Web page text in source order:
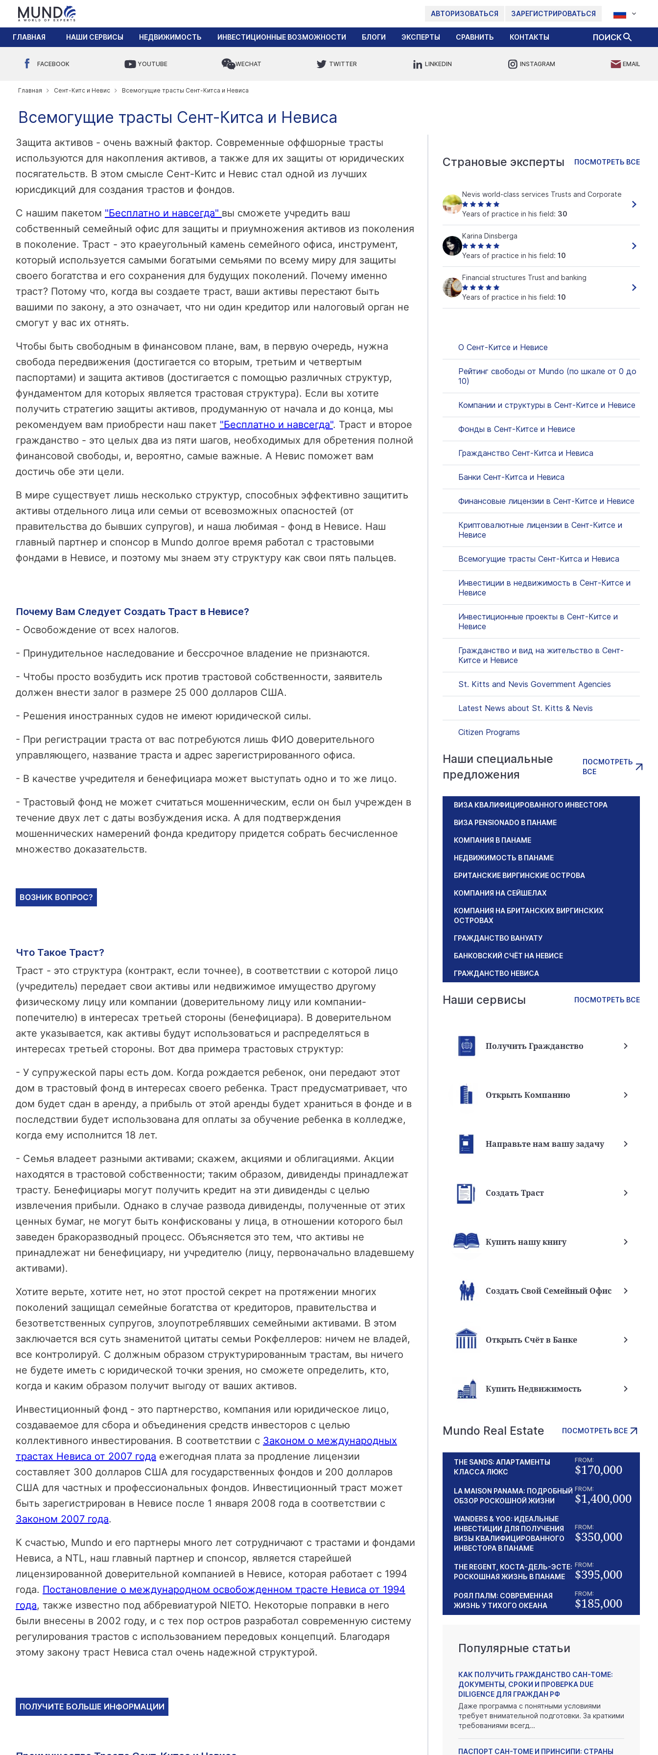
АВТОРИЗОВАТЬСЯ ЗАРЕГИСТРИРОВАТЬСЯ
ГЛАВНАЯ НАШИ СЕРВИСЫ НЕДВИЖИМОСТЬ ИНВЕСТИЦИОННЫЕ ВОЗМОЖНОСТИ БЛОГИ ЭКСПЕРТЫ СРАВНИТЬ КОНТАКТЫ ПОИСК
FACEBOOK YOUTUBE WECHAT TWITTER LINKEDIN INSTAGRAM EMAIL
Главная Сент-Китс и Невис Всемогущие трасты Сент-Китса и Невиса
Всемогущие трасты Сент-Китса и Невиса
Защита активов - очень важный фактор. Современные оффшорные трасты
используются для накопления активов, а также для их защиты от юридических
посягательств. В этом смысле Сент-Китс и Невис стал одной из лучших
юрисдикций для создания трастов и фондов.
С нашим пакетом "Бесплатно и навсегда" вы сможете учредить ваш
собственный семейный офис для защиты и приумножения активов из поколения
в поколение. Траст - это краеугольный камень семейного офиса, инструмент,
который используется самыми богатыми семьями по всему миру для защиты
своего богатства и его сохранения для будущих поколений. Почему именно
траст? Потому что, когда вы создаете траст, ваши активы перестают быть
вашими по закону, а это означает, что ни один кредитор или налоговый орган не
смогут у вас их отнять.
Чтобы быть свободным в финансовом плане, вам, в первую очередь, нужна
свобода передвижения (достигается со вторым, третьим и четвертым
паспортами) и защита активов (достигается с помощью различных структур,
фундаментом для которых является трастовая структура). Если вы хотите
получить стратегию защиты активов, продуманную от начала и до конца, мы
рекомендуем вам приобрести наш пакет "Бесплатно и навсегда". Траст и второе
гражданство - это целых два из пяти шагов, необходимых для обретения полной
финансовой свободы, и, вероятно, самые важные. А Невис поможет вам
достичь обе эти цели.
В мире существует лишь несколько структур, способных эффективно защитить
активы отдельного лица или семьи от всевозможных опасностей (от
правительства до бывших супругов), и наша любимая - фонд в Невисе. Наш
главный партнер и спонсор в Mundo долгое время работал с трастовыми
фондами в Невисе, и поэтому мы знаем эту структуру как свои пять пальцев.
Почему Вам Следует Создать Траст в Невисе?
- Освобождение от всех налогов.
- Принудительное наследование и бессрочное владение не признаются.
- Чтобы просто возбудить иск против трастовой собственности, заявитель
должен внести залог в размере 25 000 долларов США.
- Решения иностранных судов не имеют юридической силы.
- При регистрации траста от вас потребуются лишь ФИО доверительного
управляющего, название траста и адрес зарегистрированного офиса.
- В качестве учредителя и бенефициара может выступать одно и то же лицо.
- Трастовый фонд не может считаться мошенническим, если он был учрежден в
течение двух лет с даты возбуждения иска. А для подтверждения
мошеннических намерений фонда кредитору придется собрать бесчисленное
множество доказательств.
ВОЗНИК ВОПРОС?
Что Такое Траст?
Траст - это структура (контракт, если точнее), в соответствии с которой лицо
(учредитель) передает свои активы или недвижимое имущество другому
физическому лицу или компании (доверительному лицу или компании-
попечителю) в интересах третьей стороны (бенефициара). В доверительном
акте указывается, как активы будут использоваться и распределяться в
интересах третьей стороны. Вот два примера трастовых структур:
- У супружеской пары есть дом. Когда рождается ребенок, они передают этот
дом в трастовый фонд в интересах своего ребенка. Траст предусматривает, что
дом будет сдан в аренду, а прибыль от этой аренды будет храниться в фонде и в
последствии будет использована для оплаты за обучение ребенка в колледже,
когда ему исполнится 18 лет.
- Семья владеет разными активами; скажем, акциями и облигациями. Акции
находятся в трастовой собственности; таким образом, дивиденды принадлежат
трасту. Бенефициары могут получить кредит на эти дивиденды с целью
извлечения прибыли. Однако в случае развода дивиденды, полученные от этих
ценных бумаг, не могут быть конфискованы у лица, в отношении которого был
заведен бракоразводный процесс. Объясняется это тем, что активы не
принадлежат ни бенефициару, ни учредителю (лицу, первоначально владевшему
активами).
Хотите верьте, хотите нет, но этот простой секрет на протяжении многих
поколений защищал семейные богатства от кредиторов, правительства и
безответственных супругов, злоупотреблявших семейными активами. В этом
заключается вся суть знаменитой цитаты семьи Рокфеллеров: ничем не владей,
все контролируй. С должным образом структурированным трастам, вы ничего
не будете иметь с юридической точки зрения, но сможете определить, кто,
когда и каким образом получит выгоду от ваших активов.
Инвестиционный фонд - это партнерство, компания или юридическое лицо,
создаваемое для сбора и объединения средств инвесторов с целью
коллективного инвестирования. В соответствии с Законом о международных
трастах Невиса от 2007 года ежегодная плата за продление лицензии
составляет 300 долларов США для государственных фондов и 200 долларов
США для частных и профессиональных фондов. Инвестиционный траст может
быть зарегистрирован в Невисе после 1 января 2008 года в соответствии с
Законом 2007 года.
К счастью, Mundo и его партнеры много лет сотрудничают с трастами и фондами
Невиса, а NTL, наш главный партнер и спонсор, является старейшей
лицензированной доверительной компанией в Невисе, которая работает с 1994
года. Постановление о международном освобожденном трасте Невиса от 1994
года, также известно под аббревиатурой NIETO. Некоторые поправки в него
были внесены в 2002 году, и с тех пор остров разработал современную систему
регулирования трастов с использованием передовых концепций. Благодаря
этому закону траст Невиса стал очень надежной структурой.
ПОЛУЧИТЕ БОЛЬШЕ ИНФОРМАЦИИ
Страновые эксперты ПОСМОТРЕТЬ ВСЕ
Nevis world-class services Trusts and Corporate
Years of practice in his field: 30
Karina Dinsberga
Years of practice in his field: 10
Financial structures Trust and banking
Years of practice in his field: 10
О Сент-Китсе и Невисе
Рейтинг свободы от Mundo (по шкале от 0 до
10)
Компании и структуры в Сент-Китсе и Невисе
Фонды в Сент-Китсе и Невисе
Гражданство Сент-Китса и Невиса
Банки Сент-Китса и Невиса
Финансовые лицензии в Сент-Китсе и Невисе
Криптовалютные лицензии в Сент-Китсе и
Невисе
Всемогущие трасты Сент-Китса и Невиса
Инвестиции в недвижимость в Сент-Китсе и
Невисе
Инвестиционные проекты в Сент-Китсе и
Невисе
Гражданство и вид на жительство в Сент-
Китсе и Невисе
St. Kitts and Nevis Government Agencies
Latest News about St. Kitts & Nevis
Citizen Programs
Наши специальные
предложения
ПОСМОТРЕТЬ
ВСЕ
ВИЗА КВАЛИФИЦИРОВАННОГО ИНВЕСТОРА
ВИЗА PENSIONADO В ПАНАМЕ
КОМПАНИЯ В ПАНАМЕ
НЕДВИЖИМОСТЬ В ПАНАМЕ
БРИТАНСКИЕ ВИРГИНСКИЕ ОСТРОВА
КОМПАНИЯ НА СЕЙШЕЛАХ
КОМПАНИЯ НА БРИТАНСКИХ ВИРГИНСКИХ
ОСТРОВАХ
ГРАЖДАНСТВО ВАНУАТУ
БАНКОВСКИЙ СЧЁТ НА НЕВИСЕ
ГРАЖДАНСТВО НЕВИСА
Наши сервисы ПОСМОТРЕТЬ ВСЕ
Получить Гражданство
Открыть Компанию
Направьте нам вашу задачу
Создать Траст
Купить нашу книгу
Создать Свой Семейный Офис
Открыть Счёт в Банке
Купить Недвижимость
Mundo Real Estate ПОСМОТРЕТЬ ВСЕ
THE SANDS: АПАРТАМЕНТЫ
КЛАССА ЛЮКС
FROM:
$170,000
LA MAISON PANAMA: ПОДРОБНЫЙ
ОБЗОР РОСКОШНОЙ ЖИЗНИ
FROM:
$1,400,000
WANDERS & YOO: ИДЕАЛЬНЫЕ
ИНВЕСТИЦИИ ДЛЯ ПОЛУЧЕНИЯ
ВИЗЫ КВАЛИФИЦИРОВАННОГО
ИНВЕСТОРА В ПАНАМЕ
FROM:
$350,000
THE REGENT, КОСТА-ДЕЛЬ-ЭСТЕ:
РОСКОШНАЯ ЖИЗНЬ В ПАНАМЕ
FROM:
$395,000
РОЯЛ ПАЛМ: СОВРЕМЕННАЯ
ЖИЗНЬ У ТИХОГО ОКЕАНА
FROM:
$185,000
Популярные статьи
КАК ПОЛУЧИТЬ ГРАЖДАНСТВО САН-ТОМЕ:
ДОКУМЕНТЫ, СРОКИ И ПРОВЕРКА DUE
DILIGENCE ДЛЯ ГРАЖДАН РФ
Даже программа с понятными условиями
требует внимательной подготовки. За краткими
требованиями всегд...
ПАСПОРТ САН-ТОМЕ И ПРИНСИПИ: СТРАНЫ